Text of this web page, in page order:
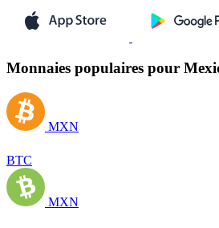
Monnaies populaires pour
MXN
BTC
MXN